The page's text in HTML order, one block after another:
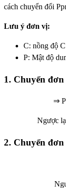
cách chuyển đổi
Lưu ý đơn vị:
C: nồng độ C
P: Mật độ
1. Chuyển
⇒
Ngược
2. Chuyển